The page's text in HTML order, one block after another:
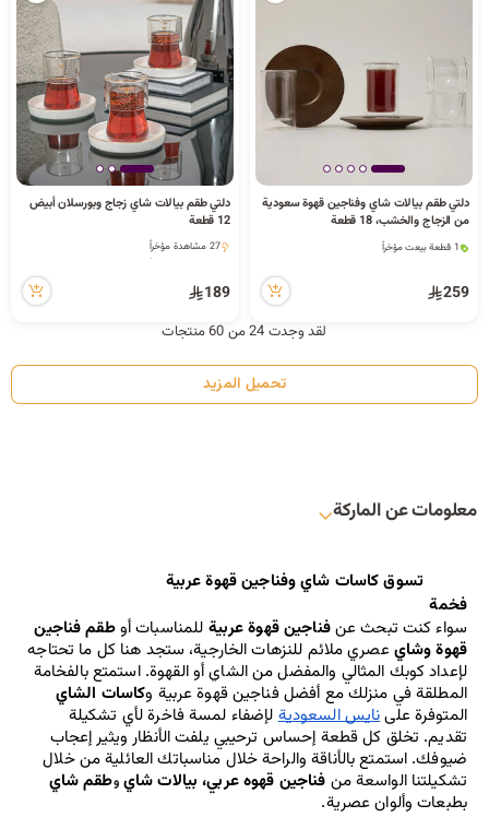
دلتي طقم بيالات شاي وفناجين قهوة سعودية
من الزجاج والخشب، 18 قطعة
1 قطعة بيعت مؤخراً
191 مشاهدة مؤخراً
1 قطعة بيعت مؤخراً
259
دلتي طقم بيالات شاي زجاج وبورسلان أبيض
12 قطعة
27 مشاهدة مؤخراً
189
لقد وجدت 24 من 60 منتجات
تحميل المزيد
معلومات عن الماركة
تسوق كاسات شاي وفناجين قهوة عربية
فخمة
سواء كنت تبحث عن فناجين قهوة عربيةللمناسبات أو
طقم فناجين
قهوة وشاي
عصري ملائم للنزهات الخارجية، ستجد هنا كل ما تحتاجه
لإعداد كوبك المثالي والمفضل من الشاي أو القهوة. استمتع بالفخامة
المطلقة في منزلك مع أفضل فناجين قهوة عربية وكاسات الشاي
المتوفرة على نايس السعودية
لإضفاء لمسة فاخرة لأي تشكيلة
تقديم. تخلق كل قطعة إحساس ترحيبي يلفت الأنظار ويثير إعجاب
ضيوفك. استمتع بالأناقة والراحة خلال مناسباتك العائلية من خلال
تشكيلتنا الواسعة من فناجين قهوه عربي، بيالات شاي وطقم شاي
بطبعات وألوان عصرية.